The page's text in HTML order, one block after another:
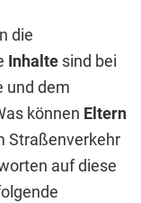
die
Inhalte sind bei
und dem
können Eltern
Straßenverkehr
auf diese